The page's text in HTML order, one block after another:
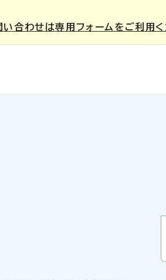
合わせは専用フォームをご利用く